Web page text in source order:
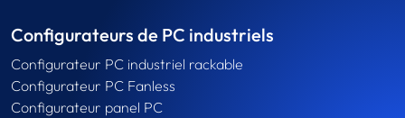
Configurateurs de PC industriels
Configurateur PC industriel rackable
Configurateur PC Fanless
Configurateur panel PC